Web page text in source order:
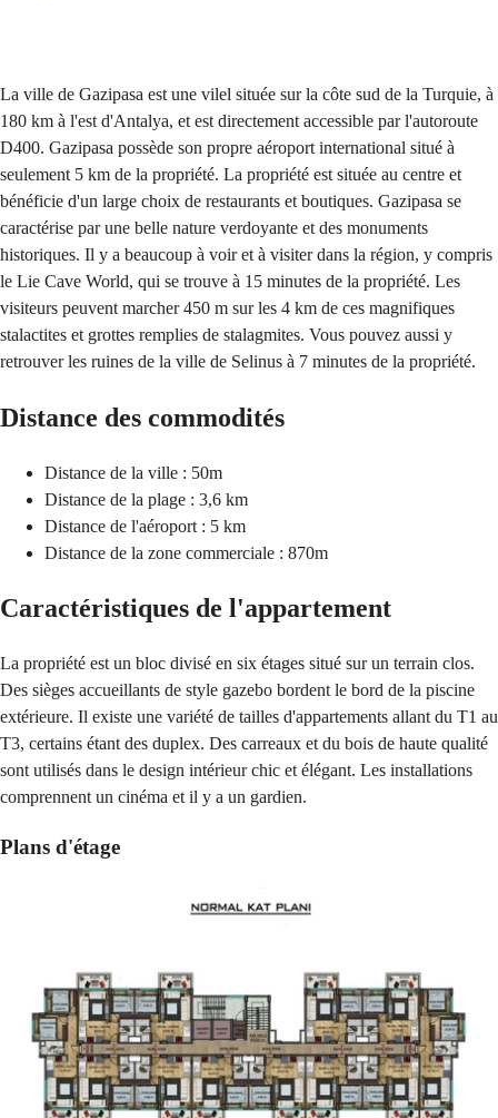
La ville de Gazipasa est une vilel située sur la côte sud de la Turquie, à
180 km à l'est d'Antalya, et est directement accessible par l'autoroute
D400. Gazipasa possède son propre aéroport international situé à
seulement 5 km de la propriété. La propriété est située au centre et
bénéficie d'un large choix de restaurants et boutiques. Gazipasa se
caractérise par une belle nature verdoyante et des monuments
historiques. Il y a beaucoup à voir et à visiter dans la région, y compris
le Lie Cave World, qui se trouve à 15 minutes de la propriété. Les
visiteurs peuvent marcher 450 m sur les 4 km de ces magnifiques
stalactites et grottes remplies de stalagmites. Vous pouvez aussi y
retrouver les ruines de la ville de Selinus à 7 minutes de la propriété.
Distance des commodités
Distance de la ville : 50m
Distance de la plage : 3,6 km
Distance de l'aéroport : 5 km
Distance de la zone commerciale : 870m
Caractéristiques de l'appartement
La propriété est un bloc divisé en six étages situé sur un terrain clos.
Des sièges accueillants de style gazebo bordent le bord de la piscine
extérieure. Il existe une variété de tailles d'appartements allant du T1 au
T3, certains étant des duplex. Des carreaux et du bois de haute qualité
sont utilisés dans le design intérieur chic et élégant. Les installations
comprennent un cinéma et il y a un gardien.
Plans d'étage